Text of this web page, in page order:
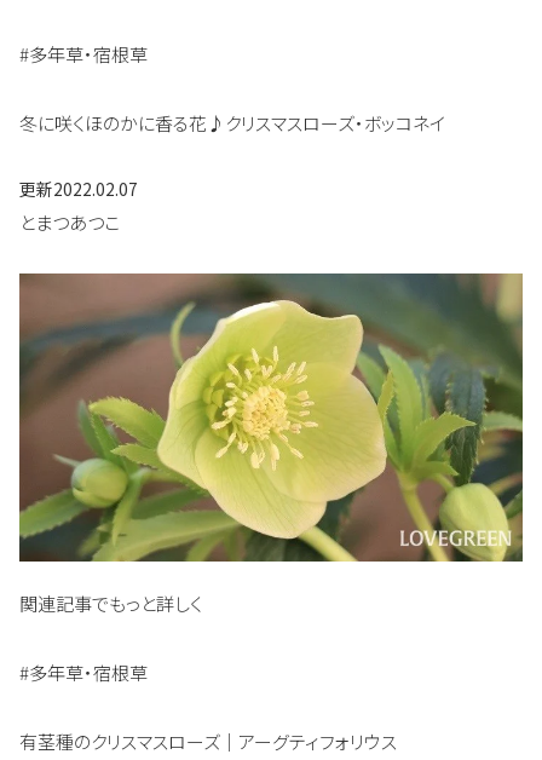
#多年草・宿根草
冬に咲くほのかに香る花♪クリスマスローズ・ボッコネイ
更新2022.02.07
とまつあつこ
関連記事でもっと詳しく
#多年草・宿根草
有茎種のクリスマスローズ｜アーグティフォリウス